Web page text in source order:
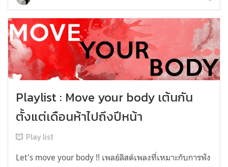
Playlist : Move your body เต้นกัน
ตั้งแต่เดือนห้าไปถึงปีหน้า
Play list
Let's move your body !! เพลย์ลิสต์เพลงที่เหมาะกับการฟัง